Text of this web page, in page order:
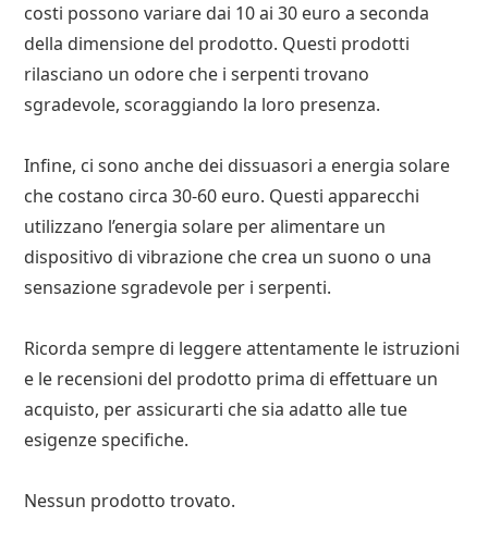
costi possono variare dai 10 ai 30 euro a seconda
della dimensione del prodotto. Questi prodotti
rilasciano un odore che i serpenti trovano
sgradevole, scoraggiando la loro presenza.
Infine, ci sono anche dei dissuasori a energia solare
che costano circa 30-60 euro. Questi apparecchi
utilizzano l’energia solare per alimentare un
dispositivo di vibrazione che crea un suono o una
sensazione sgradevole per i serpenti.
Ricorda sempre di leggere attentamente le istruzioni
e le recensioni del prodotto prima di effettuare un
acquisto, per assicurarti che sia adatto alle tue
esigenze specifiche.
Nessun prodotto trovato.